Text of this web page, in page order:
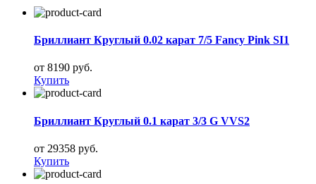
Бриллиант Круглый 0.02 карат 7/5 Fancy Pink SI1
от 8190 руб.
Купить
Бриллиант Круглый 0.1 карат 3/3 G VVS2
от 29358 руб.
Купить